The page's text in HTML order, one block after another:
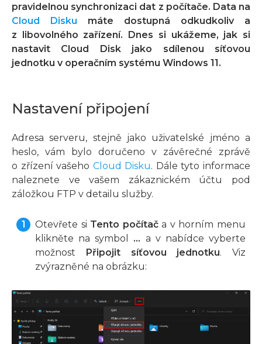
pravidelnou synchronizaci dat z počítače. Data na
Cloud Disku máte dostupná odkudkoliv a
z libovolného zařízení. Dnes si ukážeme, jak si
nastavit Cloud Disk jako sdílenou síťovou
jednotku v operačním systému Windows 11.
Nastavení připojení
Adresa serveru, stejně jako uživatelské jméno a
heslo, vám bylo doručeno v závěrečné zprávě
o zřízení vašeho Cloud Disku. Dále tyto informace
naleznete ve vašem zákaznickém účtu pod
záložkou FTP v detailu služby.
Otevřete si Tento počítača v horním menu
klikněte na symbol ... a v nabídce vyberte
možnost Připojit síťovou jednotku. Viz
zvýrazněné na obrázku: